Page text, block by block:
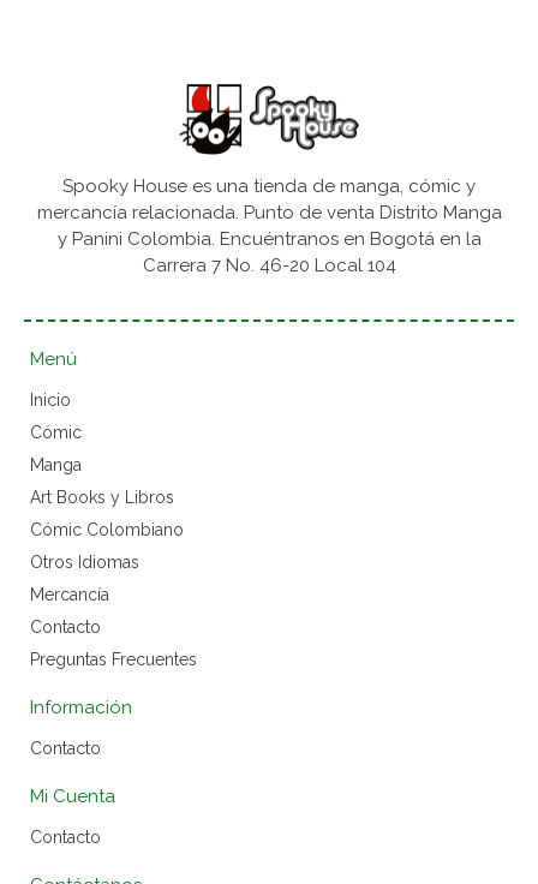
Spooky House es una tienda de manga, cómic y
mercancía relacionada. Punto de venta Distrito Manga
y Panini Colombia. Encuéntranos en Bogotá en la
Carrera 7 No. 46-20 Local 104
Menú
Inicio
Cómic
Manga
Art Books y Libros
Cómic Colombiano
Otros Idiomas
Mercancía
Contacto
Preguntas Frecuentes
Información
Contacto
Mi Cuenta
Contacto